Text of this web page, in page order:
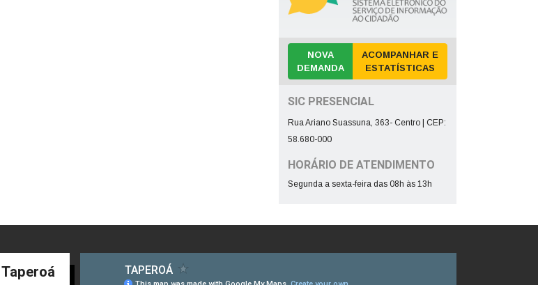
NOVA
DEMANDA
ACOMPANHAR E
ESTATÍSTICAS
SIC PRESENCIAL
Rua Ariano Suassuna, 363- Centro | CEP:
58.680-000
HORÁRIO DE ATENDIMENTO
Segunda a sexta-feira das 08h às 13h